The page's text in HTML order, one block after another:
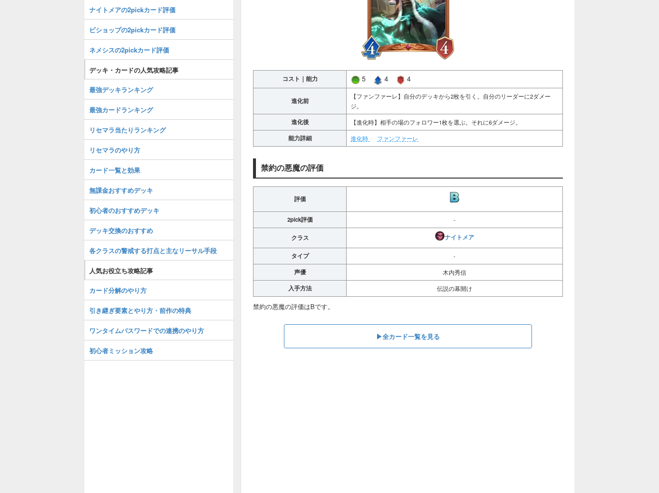
コスト｜能力 5 4 4
進化前
【ファンファーレ】自分のデッキから2枚を引く。自分のリーダーに2ダメー
ジ。
進化後 【進化時】相手の場のフォロワー1枚を選ぶ。それに6ダメージ。
能力詳細 進化時 ファンファーレ
禁約の悪魔の評価
評価
2pick評価 -
クラス ナイトメア
タイプ -
声優 木内秀信
入手方法 伝説の幕開け
禁約の悪魔の評価はBです。
▶︎全カード一覧を見る
ナイトメアの2pickカード評価
ビショップの2pickカード評価
ネメシスの2pickカード評価
デッキ・カードの人気攻略記事
最強デッキランキング
最強カードランキング
リセマラ当たりランキング
リセマラのやり方
カード一覧と効果
無課金おすすめデッキ
初心者のおすすめデッキ
デッキ交換のおすすめ
各クラスの警戒する打点と主なリーサル手段
人気お役立ち攻略記事
カード分解のやり方
引き継ぎ要素とやり方・前作の特典
ワンタイムパスワードでの連携のやり方
初心者ミッション攻略